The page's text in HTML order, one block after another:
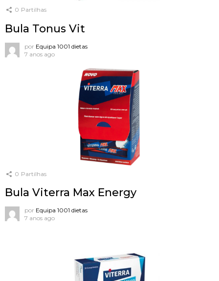
0 Partilhas
Bula Tonus Vit
por Equipa 1001 dietas
7 anos ago
0 Partilhas
Bula Viterra Max Energy
por Equipa 1001 dietas
7 anos ago